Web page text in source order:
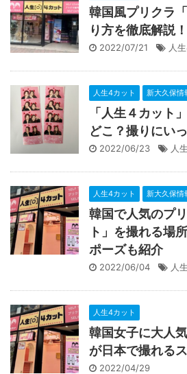
韓国風プリクラ
り方を徹底解説！
2022/07/21 人
人生4カット 新大久保情
「人生４カット
どこ？撮りにい
2022/06/23 人
人生4カット 新大久保情
韓国で人気のプ
ト」を撮れる場
ポーズも紹介
2022/06/04 人
人生4カット
韓国女子に大人
が日本で撮れる
2022/04/29